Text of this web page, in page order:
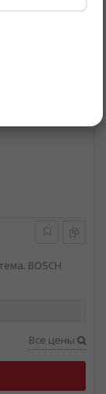
BOSCH
Все цены